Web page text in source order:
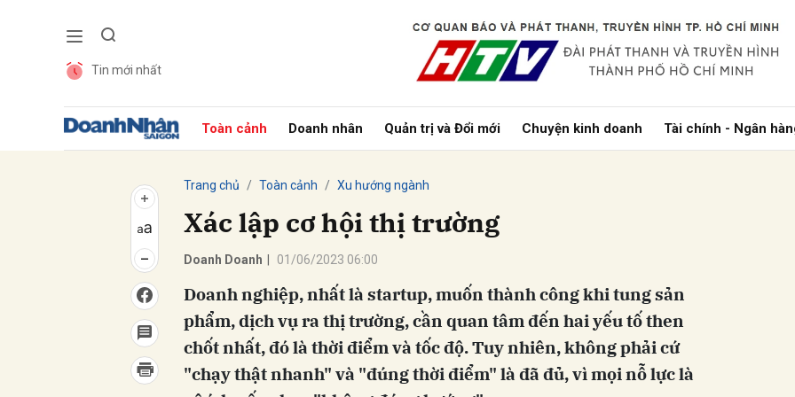
Tin mới nhất
Toàn cảnh Doanh nhân Quản trị và Đổi mới Chuyện kinh doanh Tài chính - Ngân
Trang chủ Toàn cảnh Xu hướng ngành
Xác lập cơ hội thị trường
Doanh Doanh 01/06/2023 06:00
Doanh nghiệp, nhất là startup, muốn thành công khi tung sản
phẩm, dịch vụ ra thị trường, cần quan tâm đến hai yếu tố then
chốt nhất, đó là thời điểm và tốc độ. Tuy nhiên, không phải cứ
"chạy thật nhanh" và "đúng thời điểm" là đã đủ, vì mọi nỗ lực là